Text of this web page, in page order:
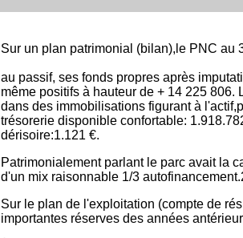
Sur un plan patrimonial (bilan),le PNC au
au passif, ses fonds propres après
même positifs à hauteur de + 14 225
dans des immobilisations figurant à
trésorerie disponible confortable:
dérisoire:1.121 €.
Patrimonialement parlant le parc avait la
d'un mix raisonnable 1/3
Sur le plan de l'exploitation (compte de
importantes réserves des années